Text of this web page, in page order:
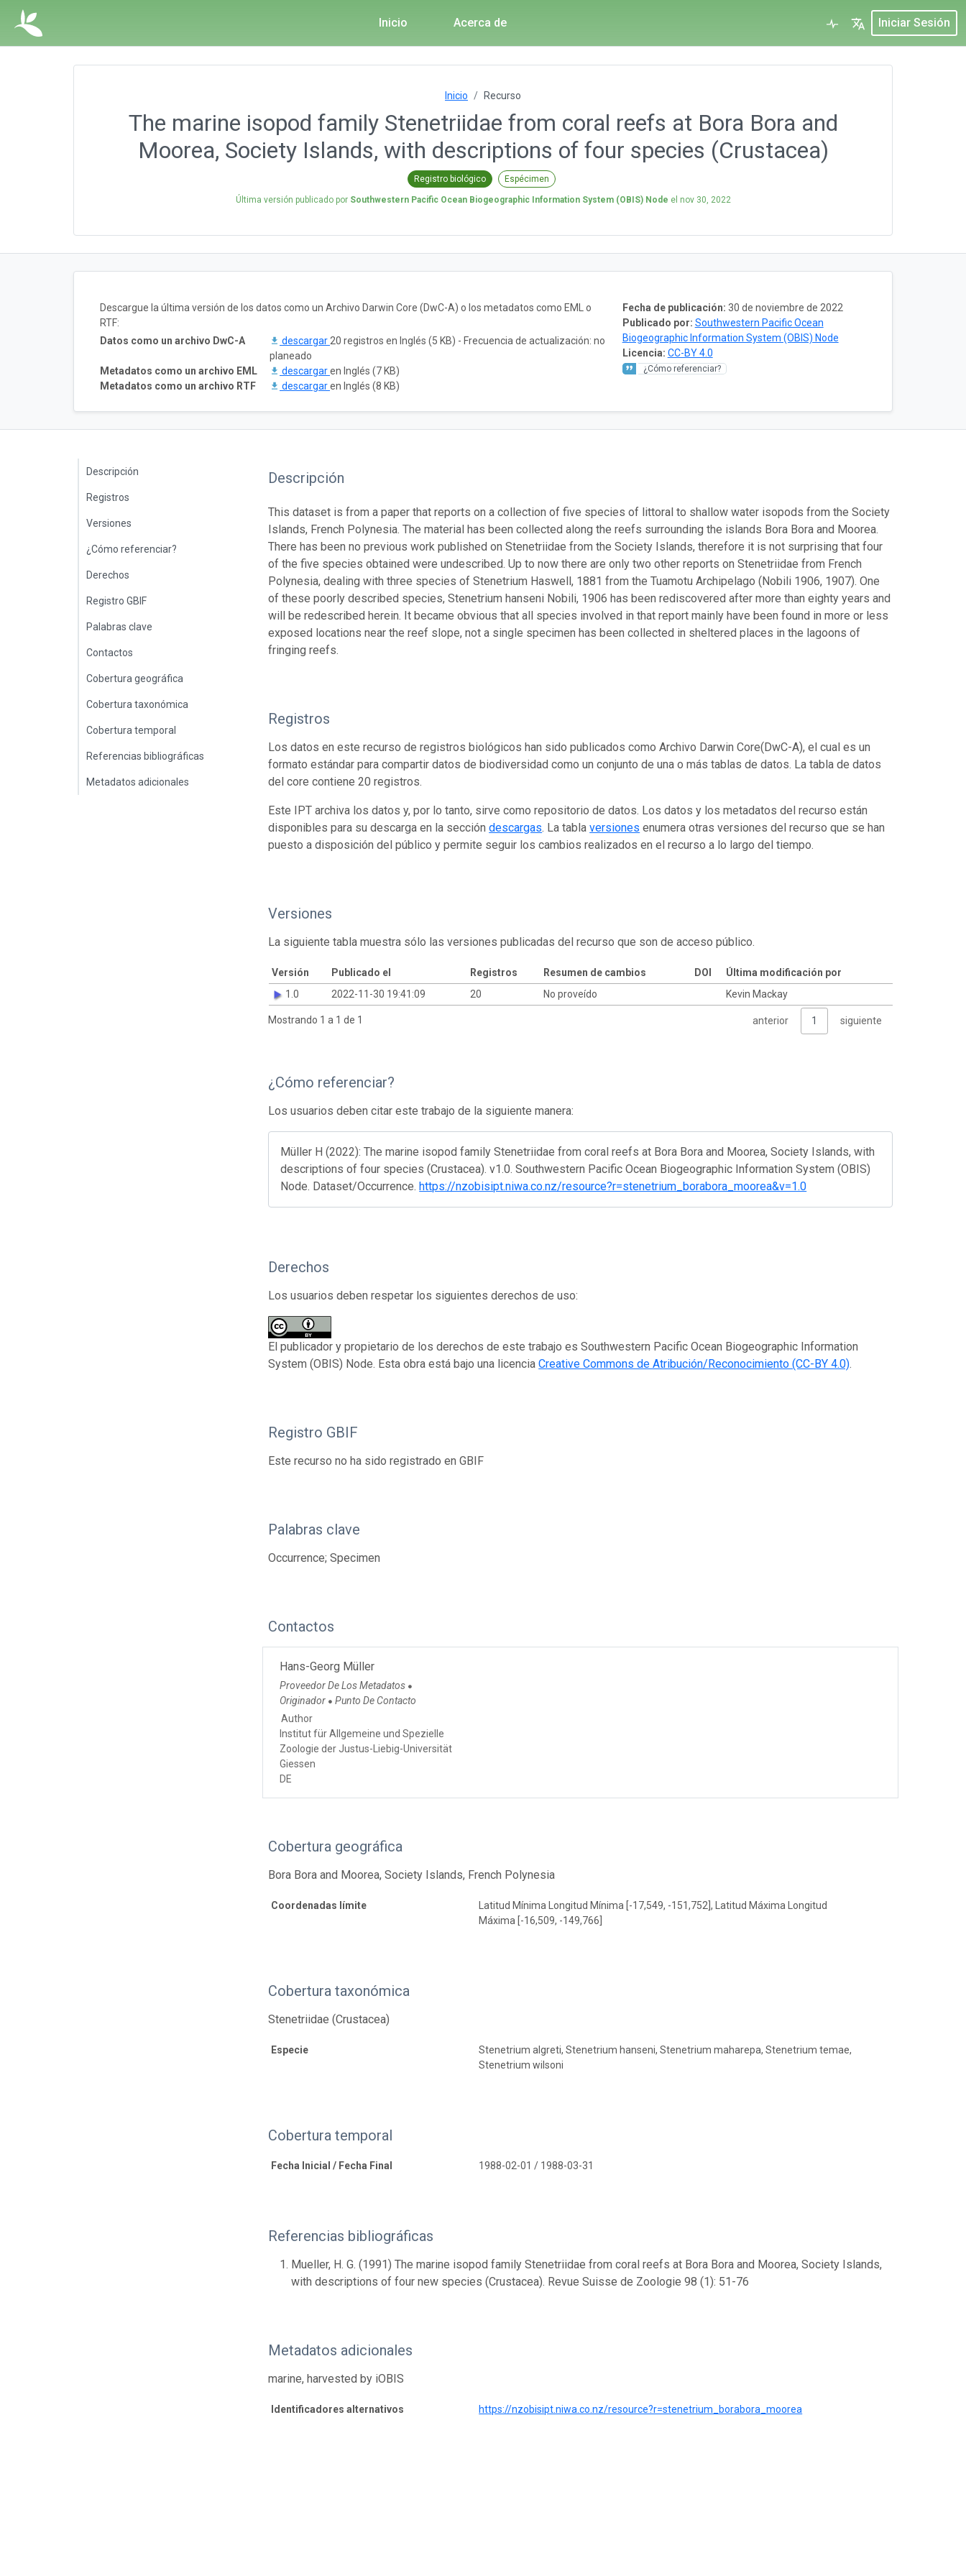
Inicio Acerca de Iniciar Sesión
Inicio Recurso
The marine isopod family Stenetriidae from coral reefs at Bora Bora and
Moorea, Society Islands, with descriptions of four species (Crustacea)
Registro biológico Espécimen
Última versión publicado por Southwestern Pacific Ocean Biogeographic Information System (OBIS) Node el nov 30, 2022
Fecha de publicación: 30 de noviembre de 2022
Publicado por: Southwestern Pacific Ocean
Biogeographic Information System (OBIS) Node
Licencia: CC-BY 4.0
¿Cómo referenciar?
Descargue la última versión de los datos como un Archivo Darwin Core (DwC-A) o los metadatos como EML o
RTF:
Datos como un archivo DwC-A
descargar 20 registros en Inglés (5 KB) - Frecuencia de actualización: no
planeado
Metadatos como un archivo EML
descargaren Inglés (7 KB)
Metadatos como un archivo RTF
descargaren Inglés (8 KB)
Descripción
Registros
Versiones
¿Cómo referenciar?
Derechos
Registro GBIF
Palabras clave
Contactos
Cobertura geográfica
Cobertura taxonómica
Cobertura temporal
Referencias bibliográficas
Metadatos adicionales
Descripción
This dataset is from a paper that reports on a collection of five species of littoral to shallow water isopods from the Society
Islands, French Polynesia. The material has been collected along the reefs surrounding the islands Bora Bora and Moorea.
There has been no previous work published on Stenetriidae from the Society Islands, therefore it is not surprising that four
of the five species obtained were undescribed. Up to now there are only two other reports on Stenetriidae from French
Polynesia, dealing with three species of Stenetrium Haswell, 1881 from the Tuamotu Archipelago (Nobili 1906, 1907). One
of these poorly described species, Stenetrium hanseni Nobili, 1906 has been rediscovered after more than eighty years and
will be redescribed herein. It became obvious that all species involved in that report mainly have been found in more or less
exposed locations near the reef slope, not a single specimen has been collected in sheltered places in the lagoons of
fringing reefs.
Registros
Los datos en este recurso de registros biológicos han sido publicados como Archivo Darwin Core(DwC-A), el cual es un
formato estándar para compartir datos de biodiversidad como un conjunto de una o más tablas de datos. La tabla de datos
del core contiene 20 registros.
Este IPT archiva los datos y, por lo tanto, sirve como repositorio de datos. Los datos y los metadatos del recurso están
disponibles para su descarga en la seccióndescargas. La tablaversiones enumera otras versiones del recurso que se han
puesto a disposición del público y permite seguir los cambios realizados en el recurso a lo largo del tiempo.
Versiones
La siguiente tabla muestra sólo las versiones publicadas del recurso que son de acceso público.
Versión Publicado el Registros Resumen de cambios DOI
Última modificación por
1.0
2022-11-30 19:41:09 20 No proveído Kevin Mackay
Mostrando 1 a 1 de 1 anterior 1 siguiente
¿Cómo referenciar?
Los usuarios deben citar este trabajo de la siguiente manera:
Müller H (2022): The marine isopod family Stenetriidae from coral reefs at Bora Bora and Moorea, Society Islands, with
descriptions of four species (Crustacea). v1.0. Southwestern Pacific Ocean Biogeographic Information System (OBIS)
Node. Dataset/Occurrence. https://nzobisipt.niwa.co.nz/resource?r=stenetrium_borabora_moorea&v=1.0
Derechos
Los usuarios deben respetar los siguientes derechos de uso:
El publicador y propietario de los derechos de este trabajo es Southwestern Pacific Ocean Biogeographic Information
System (OBIS) Node. Esta obra está bajo una licenciaCreative Commons de Atribución/Reconocimiento (CC-BY 4.0).
Registro GBIF
Este recurso no ha sido registrado en GBIF
Palabras clave
Occurrence; Specimen
Contactos
Hans-Georg Müller
Proveedor De Los Metadatos ●
Originador ● Punto De Contacto
Author
Institut für Allgemeine und Spezielle
Zoologie der Justus-Liebig-Universität
Giessen
DE
Cobertura geográfica
Bora Bora and Moorea, Society Islands, French Polynesia
Coordenadas límite
Latitud Mínima Longitud Mínima [-17,549, -151,752], Latitud Máxima Longitud
Máxima [-16,509, -149,766]
Cobertura taxonómica
Stenetriidae (Crustacea)
Especie
Stenetrium algreti, Stenetrium hanseni, Stenetrium maharepa, Stenetrium temae,
Stenetrium wilsoni
Cobertura temporal
Fecha Inicial / Fecha Final 1988-02-01 / 1988-03-31
Referencias bibliográficas
Mueller, H. G. (1991) The marine isopod family Stenetriidae from coral reefs at Bora Bora and Moorea, Society Islands,
with descriptions of four new species (Crustacea). Revue Suisse de Zoologie 98 (1): 51-76
Metadatos adicionales
marine, harvested by iOBIS
Identificadores alternativos https://nzobisipt.niwa.co.nz/resource?r=stenetrium_borabora_moorea